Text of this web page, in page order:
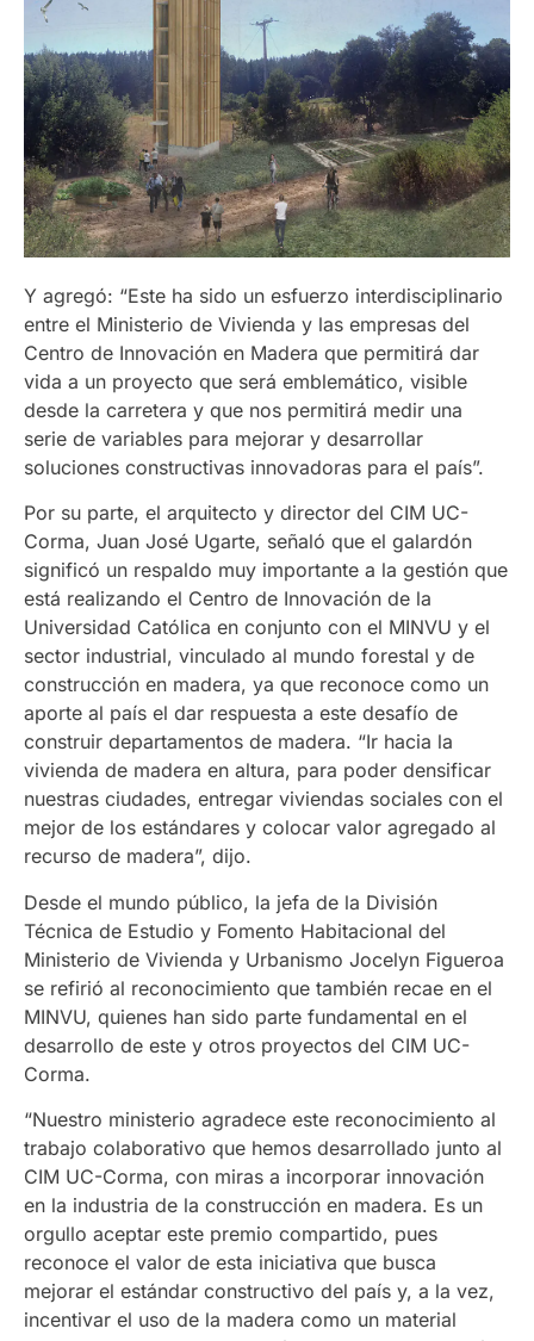
Y agregó: “Este ha sido un esfuerzo interdisciplinario
entre el Ministerio de Vivienda y las empresas del
Centro de Innovación en Madera que permitirá dar
vida a un proyecto que será emblemático, visible
desde la carretera y que nos permitirá medir una
serie de variables para mejorar y desarrollar
soluciones constructivas innovadoras para el país”.
Por su parte, el arquitecto y director del CIM UC-
Corma, Juan José Ugarte, señaló que el galardón
significó un respaldo muy importante a la gestión que
está realizando el Centro de Innovación de la
Universidad Católica en conjunto con el MINVU y el
sector industrial, vinculado al mundo forestal y de
construcción en madera, ya que reconoce como un
aporte al país el dar respuesta a este desafío de
construir departamentos de madera. “Ir hacia la
vivienda de madera en altura, para poder densificar
nuestras ciudades, entregar viviendas sociales con el
mejor de los estándares y colocar valor agregado al
recurso de madera”, dijo.
Desde el mundo público, la jefa de la División
Técnica de Estudio y Fomento Habitacional del
Ministerio de Vivienda y Urbanismo Jocelyn Figueroa
se refirió al reconocimiento que también recae en el
MINVU, quienes han sido parte fundamental en el
desarrollo de este y otros proyectos del CIM UC-
Corma.
“Nuestro ministerio agradece este reconocimiento al
trabajo colaborativo que hemos desarrollado junto al
CIM UC-Corma, con miras a incorporar innovación
en la industria de la construcción en madera. Es un
orgullo aceptar este premio compartido, pues
reconoce el valor de esta iniciativa que busca
mejorar el estándar constructivo del país y, a la vez,
incentivar el uso de la madera como un material